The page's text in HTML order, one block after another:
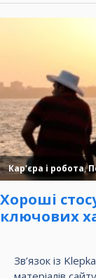
Зв’язок із